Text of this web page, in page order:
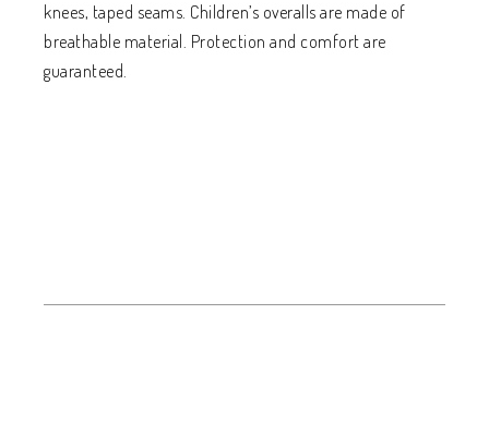
knees, taped seams. Children’s overalls are made of
breathable material. Protection and comfort are
guaranteed.